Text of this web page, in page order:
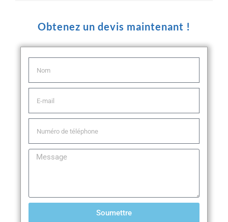
Obtenez un devis maintenant !
Soumettre